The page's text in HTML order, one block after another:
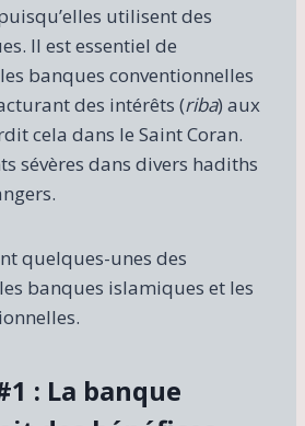
utilisent des
Il est essentiel de
banques conventionnelles
des intérêts (riba) aux
cela dans le Saint Coran.
sévères dans divers hadiths
quelques-unes des
banques islamiques et les
: La banque